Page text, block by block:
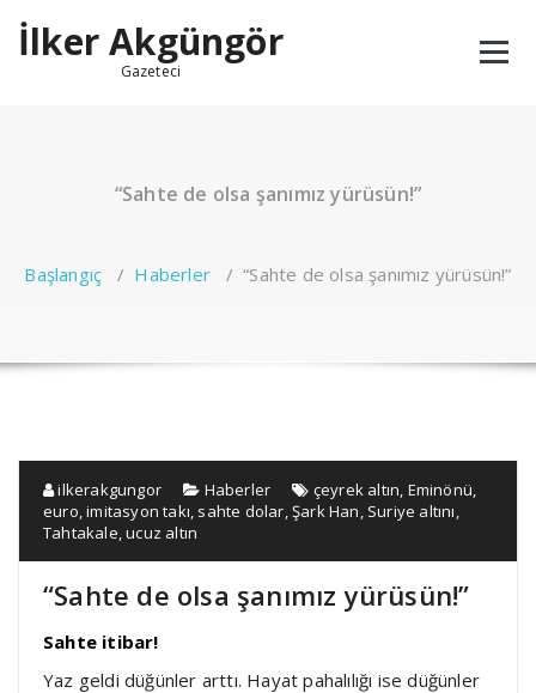
geçİlker Akgüngör
Gazeteci
“Sahte de olsa şanımız yürüsün!”
Başlangıç / Haberler /“Sahte de olsa şanımız yürüsün!”
ilkerakgungor Haberler çeyrek altın, Eminönü,
euro,imitasyon takı, sahte dolar,Şark Han, Suriye altını,
Tahtakale,ucuz altın
“Sahte de olsa şanımız yürüsün!”
Sahte itibar!
Yaz geldi düğünler arttı. Hayat pahalılığı ise düğünler